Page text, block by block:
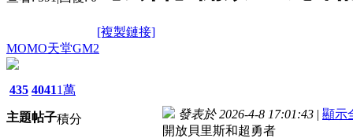
[複製鏈接]
MOMO天堂GM2
435
主題
4041
帖子
1萬
積分 發表於 2026-4-8 17:01:43 | 顯示
開放貝里斯和超勇者